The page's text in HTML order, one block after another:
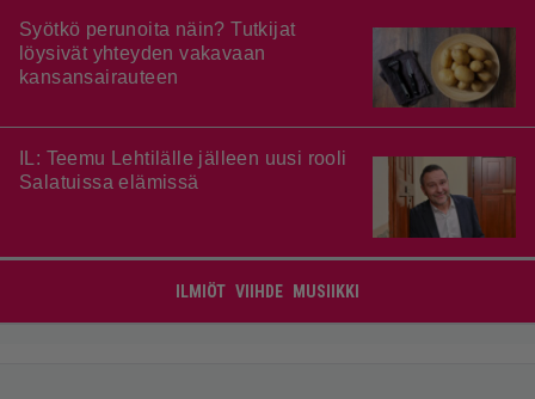
Syötkö perunoita näin? Tutkijat
löysivät yhteyden vakavaan
kansansairauteen
IL: Teemu Lehtilälle jälleen uusi rooli
Salatuissa elämissä
ILMIÖT VIIHDE MUSIIKKI